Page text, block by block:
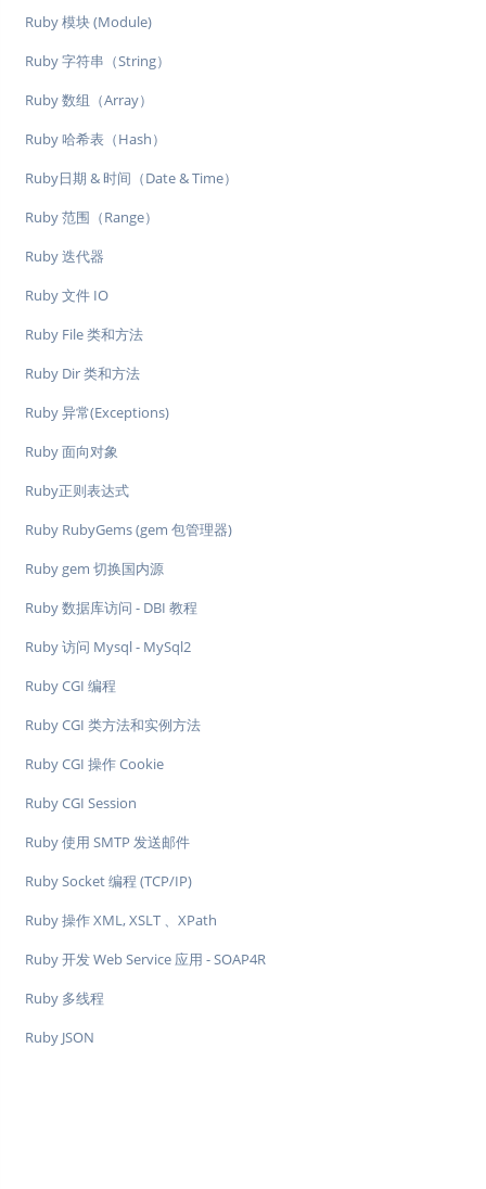
Ruby 模块 (Module)
Ruby 字符串（String）
Ruby 数组（Array）
Ruby 哈希表（Hash）
Ruby日期 & 时间（Date & Time）
Ruby 范围（Range）
Ruby 迭代器
Ruby 文件 IO
Ruby File 类和方法
Ruby Dir 类和方法
Ruby 异常(Exceptions)
Ruby 面向对象
Ruby正则表达式
Ruby RubyGems (gem 包管理器)
Ruby gem 切换国内源
Ruby 数据库访问 - DBI 教程
Ruby 访问 Mysql - MySql2
Ruby CGI 编程
Ruby CGI 类方法和实例方法
Ruby CGI 操作 Cookie
Ruby CGI Session
Ruby 使用 SMTP 发送邮件
Ruby Socket 编程 (TCP/IP)
Ruby 操作 XML, XSLT 、XPath
Ruby 开发 Web Service 应用 - SOAP4R
Ruby 多线程
Ruby JSON